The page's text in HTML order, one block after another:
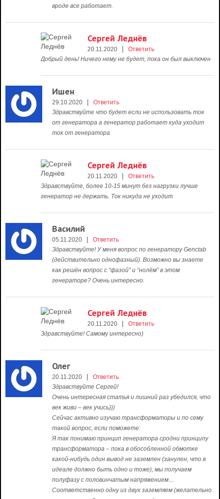
вроде все работает.
Сергей Леднёв
20.11.2020 |
Ответить
Добрый день! Ничего нему не будет, пока он был выключен
Ишен
29.10.2020 |
Ответить
Здравствуйте что будет если не использовать ток
от генератора а генератор работает куда уходит
ток от генератора
Сергей Леднёв
20.11.2020 |
Ответить
Здравствуйте, более 10-15 минут без нагрузки лучше
генератор не держать. Ток никуда не уходит
Василий
05.11.2020 |
Ответить
Здравствуйте! У меня вопрос по генератору Genctab
(действительно однофазный). Возможно вы знаете
как решён вопрос с “фазой” и “нолём” в этом
генераторе? Очень интересно.
Сергей Леднёв
20.11.2020 |
Ответить
Здравствуйте! Самому интересно)
Олег
20.11.2020 |
Ответить
Здравствуйте Сергей!
Очень интересная статья и лишний раз убедился, что
век живи – век учись)))
Сейчас активно изучаю трансформаторы и по сему
такой вопрос, если поможете:
Я так понимаю принцип генератора сродни принципу
трансформатора – пока в обособленной обмотке
какой-нибудь один вывод не заземлен (занулен, что в
идеале должно быть одно и тоже), мы получаем
полуфазу с половинчатым напряжением…
Соответственно одну из двух заземляем (желательно